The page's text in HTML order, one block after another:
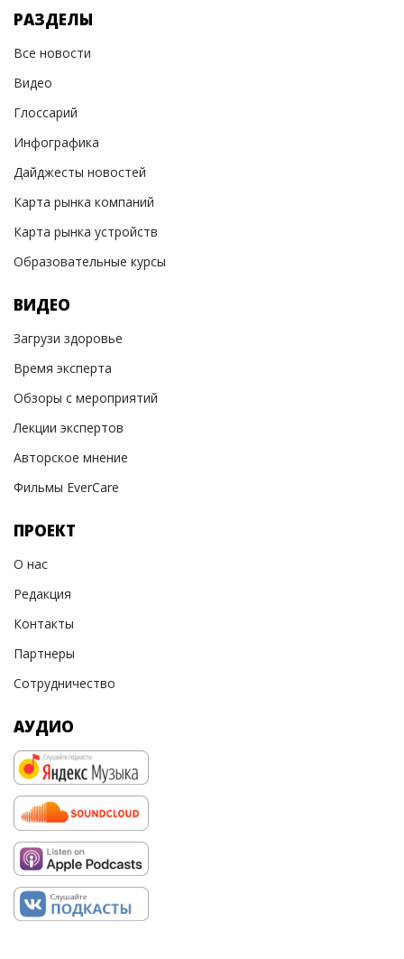
РАЗДЕЛЫ
Все новости
Видео
Глоссарий
Инфографика
Дайджесты новостей
Карта рынка компаний
Карта рынка устройств
Образовательные курсы
ВИДЕО
Загрузи здоровье
Время эксперта
Обзоры с мероприятий
Лекции экспертов
Авторское мнение
Фильмы EverCare
ПРОЕКТ
О нас
Редакция
Контакты
Партнеры
Сотрудничество
АУДИО